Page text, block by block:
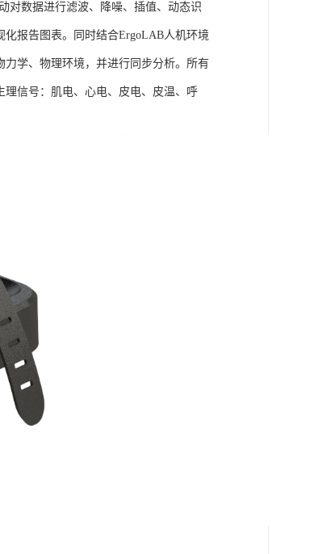
对数据进行滤波、降噪、插值、动态识
报告图表。同时结合ErgoLAB人机环境
学、物理环境，并进行同步分析。所有
信号：肌电、心电、皮电、皮温、呼